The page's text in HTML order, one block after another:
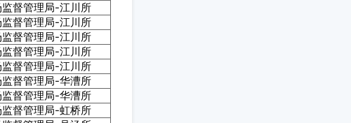
督管理局-江川所
督管理局-江川所
督管理局-江川所
督管理局-江川所
督管理局-江川所
督管理局-华漕所
督管理局-华漕所
督管理局-虹桥所